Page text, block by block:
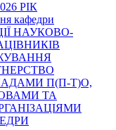
РІК
кафедри
НАУКОВО-
П(П-Т)О,
ТА